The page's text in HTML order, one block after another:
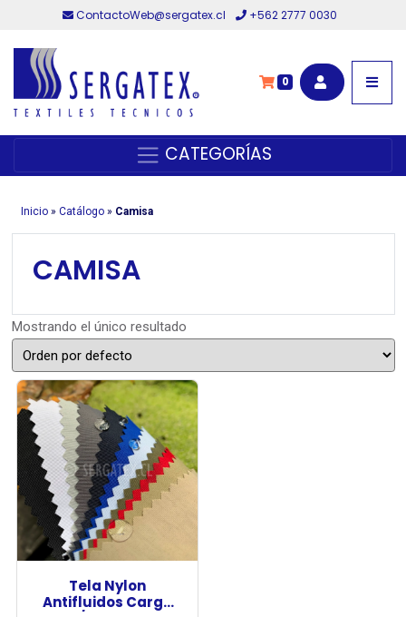
ContactoWeb@sergatex.cl +562 2777 0030
0
CATEGORÍAS
Inicio» Catálogo» Camisa
CAMISA
Mostrando el único resultado
Tela Nylon
Antifluidos Cargo